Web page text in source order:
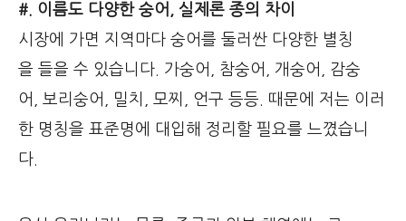
#. 이름도 다양한 숭어, 실제론 종의 차이
시장에 가면 지역마다 숭어를 둘러싼 다양한 별칭
을 들을 수 있습니다. 가숭어, 참숭어, 개숭어, 감숭
어, 보리숭어, 밀치, 모찌, 언구 등등. 때문에 저는 이러
한 명칭을 표준명에 대입해 정리할 필요를 느꼈습니
다.